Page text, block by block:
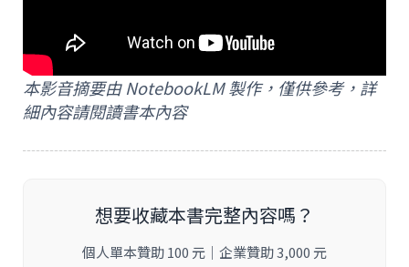
本影音摘要由 NotebookLM 製作，僅供參考，詳
細內容請閱讀書本內容
想要收藏本書完整內容嗎？
個人單本贊助 100 元｜企業贊助 3,000 元